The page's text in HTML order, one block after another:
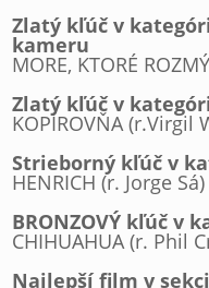
Zlatý kľúč v
kameru
MORE, KTORÉ
Zlatý kľúč v
KOPÍROVŇA (r.Virgil
Strieborný kľúč v
HENRICH (r. Jorge Sá)
BRONZOVÝ kľúč v
CHIHUAHUA (r. Phil
Najlepší film v